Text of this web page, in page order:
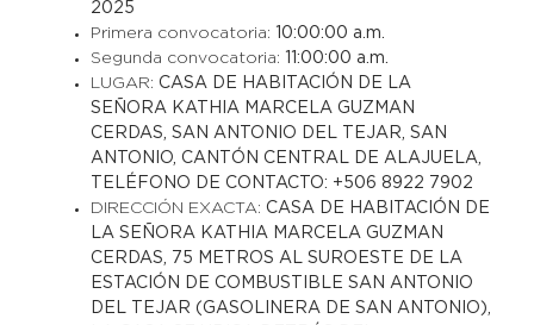
2025
Primera convocatoria:
10:00:00 a.m.
Segunda convocatoria:
11:00:00 a.m.
LUGAR: CASA DE HABITACIÓN DE LA
SEÑORA KATHIA MARCELA GUZMAN
CERDAS, SAN ANTONIO DEL TEJAR, SAN
ANTONIO, CANTÓN CENTRAL DE ALAJUELA,
TELÉFONO DE CONTACTO: +506 8922 7902
DIRECCIÓN EXACTA: CASA DE HABITACIÓN DE
LA SEÑORA KATHIA MARCELA GUZMAN
CERDAS, 75 METROS AL SUROESTE DE LA
ESTACIÓN DE COMBUSTIBLE SAN ANTONIO
DEL TEJAR (GASOLINERA DE SAN ANTONIO),